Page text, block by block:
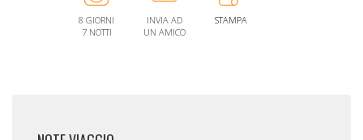
8 GIORNI
7 NOTTI
INVIA AD
UN AMICO
STAMPA